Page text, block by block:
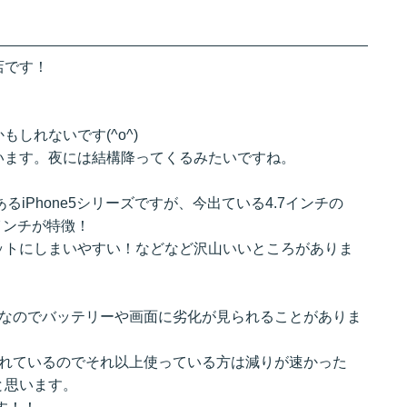
す！
しれないです(^o^)
す。夜には結構降ってくるみたいですね。
iPhone5シリーズですが、今出ている4.7インチの
チが特徴！
にしまいやすい！などなど沢山いいところがありま
のでバッテリーや画面に劣化が見られることがありま
ているのでそれ以上使っている方は減りが速かった
います。